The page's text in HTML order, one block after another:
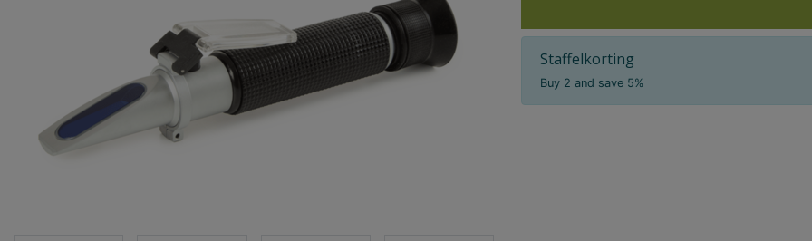
Staffelkorting
Buy 2 and save 5%